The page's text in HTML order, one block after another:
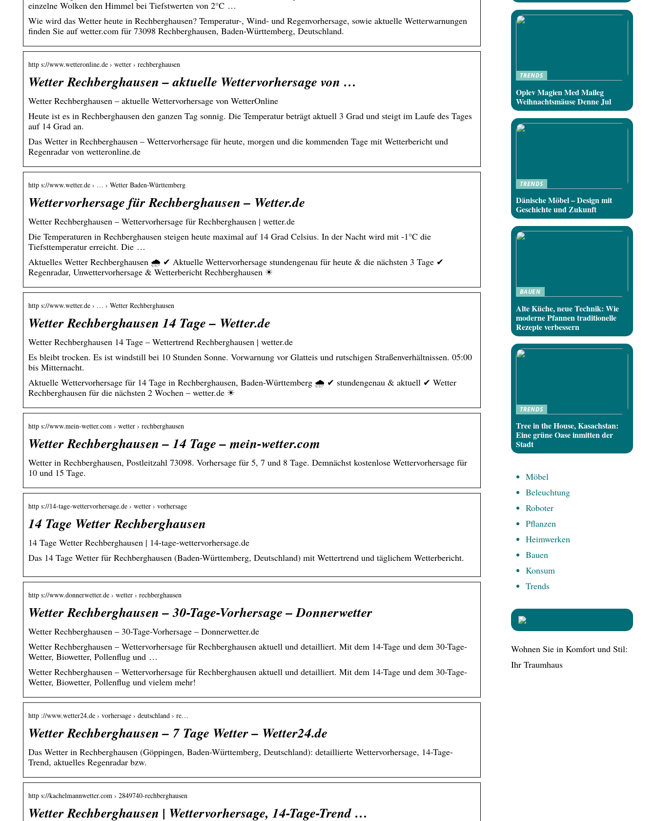
einzelne Wolken den Himmel bei Tiefstwerten von 2°C …
Wie wird das Wetter heute in Rechberghausen? Temperatur-, Wind- und Regenvorhersage, sowie aktuelle Wetterwarnungen
finden Sie auf wetter.com für 73098 Rechberghausen, Baden-Württemberg, Deutschland.
http s://www.wetteronline.de › wetter › rechberghausen
Wetter Rechberghausen – aktuelle Wettervorhersage von …
Wetter Rechberghausen – aktuelle Wettervorhersage von WetterOnline
Heute ist es in Rechberghausen den ganzen Tag sonnig. Die Temperatur beträgt aktuell 3 Grad und steigt im Laufe des Tages
auf 14 Grad an.
Das Wetter in Rechberghausen – Wettervorhersage für heute, morgen und die kommenden Tage mit Wetterbericht und
Regenradar von wetteronline.de
http s://www.wetter.de › … › Wetter Baden-Württemberg
Wettervorhersage für Rechberghausen – Wetter.de
Wetter Rechberghausen – Wettervorhersage für Rechberghausen | wetter.de
Die Temperaturen in Rechberghausen steigen heute maximal auf 14 Grad Celsius. In der Nacht wird mit -1°C die
Tiefsttemperatur erreicht. Die …
Aktuelles Wetter Rechberghausen 🌧️ ✔ Aktuelle Wettervorhersage stundengenau für heute & die nächsten 3 Tage ✔
Regenradar, Unwettervorhersage & Wetterbericht Rechberghausen ☀
http s://www.wetter.de › … › Wetter Rechberghausen
Wetter Rechberghausen 14 Tage – Wetter.de
Wetter Rechberghausen 14 Tage – Wettertrend Rechberghausen | wetter.de
Es bleibt trocken. Es ist windstill bei 10 Stunden Sonne. Vorwarnung vor Glatteis und rutschigen Straßenverhältnissen. 05:00
bis Mitternacht.
Aktuelle Wettervorhersage für 14 Tage in Rechberghausen, Baden-Württemberg 🌧️ ✔ stundengenau & aktuell ✔ Wetter
Rechberghausen für die nächsten 2 Wochen – wetter.de ☀
http s://www.mein-wetter.com › wetter › rechberghausen
Wetter Rechberghausen – 14 Tage – mein-wetter.com
Wetter in Rechberghausen, Postleitzahl 73098. Vorhersage für 5, 7 und 8 Tage. Demnächst kostenlose Wettervorhersage für
10 und 15 Tage.
http s://14-tage-wettervorhersage.de › wetter › vorhersage
14 Tage Wetter Rechberghausen
14 Tage Wetter Rechberghausen | 14-tage-wettervorhersage.de
Das 14 Tage Wetter für Rechberghausen (Baden-Württemberg, Deutschland) mit Wettertrend und täglichem Wetterbericht.
http s://www.donnerwetter.de › wetter › rechberghausen
Wetter Rechberghausen – 30-Tage-Vorhersage – Donnerwetter
Wetter Rechberghausen – 30-Tage-Vorhersage – Donnerwetter.de
Wetter Rechberghausen – Wettervorhersage für Rechberghausen aktuell und detailliert. Mit dem 14-Tage und dem 30-Tage-
Wetter, Biowetter, Pollenflug und …
Wetter Rechberghausen – Wettervorhersage für Rechberghausen aktuell und detailliert. Mit dem 14-Tage und dem 30-Tage-
Wetter, Biowetter, Pollenflug und vielem mehr!
http ://www.wetter24.de › vorhersage › deutschland › re…
Wetter Rechberghausen – 7 Tage Wetter – Wetter24.de
Das Wetter in Rechberghausen (Göppingen, Baden-Württemberg, Deutschland): detaillierte Wettervorhersage, 14-Tage-
Trend, aktuelles Regenradar bzw.
http s://kachelmannwetter.com › 2849740-rechberghausen
Wetter Rechberghausen | Wettervorhersage, 14-Tage-Trend …
TRENDS
Oplev Magien Med Maileg
Weihnachtsmäuse Denne Jul
TRENDS
Dänische Möbel – Design mit
Geschichte und Zukunft
BAUEN
Alte Küche, neue Technik: Wie
moderne Pfannen traditionelle
Rezepte verbessern
TRENDS
Tree in the House, Kasachstan:
Eine grüne Oase inmitten der
Stadt
Möbel
Beleuchtung
Roboter
Pflanzen
Heimwerken
Bauen
Konsum
Trends
Wohnen Sie in Komfort und Stil:
Ihr Traumhaus